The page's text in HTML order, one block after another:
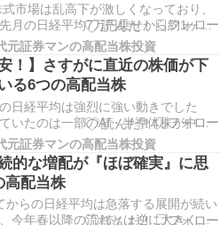
市場は乱高下が激しくなっており、
月の日経平均7万円乗せから約1ヶ月
落する場面もあるなど、ボラティリテ
なっています。これだけ乱高下が激し
に直近の様に大きく下げる局面で
して様子を見たい気持ちが強くなる
元証券マンの高配当株投資
安！】さすがに直近の株価が下
る6つの高配当株
日経平均は強烈に強い動きでした
いたのは一部のAI・半導体株が中心
の多くは年初来安値を記録する銘柄
迷していました。そんななか、直近
急騰していたAI・半導体株が大きく売
ー株が上昇に転じるなど流れが変わ
ま…
元証券マンの高配当株投資
的な増配が『ほぼ確実』に思
高配当株
からの日経平均は急落する展開が続い
今年春以降の流れとは逆に大きく下